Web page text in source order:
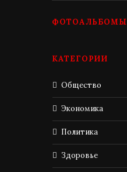
ФОТОАЛЬБОМЫ
КАТЕГОРИИ
Общество
Экономика
Политика
Здоровье